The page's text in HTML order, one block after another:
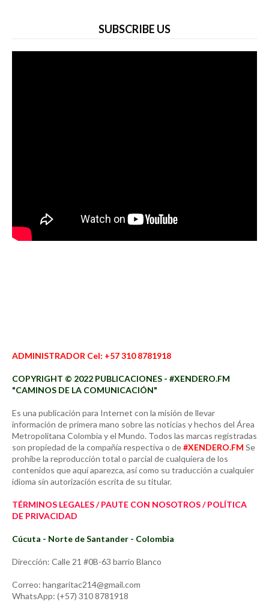
SUBSCRIBE US
ADMINISTRADOR Cel: +57 310 8781918
COPYRIGHT © 2022 PUBLICACIONES - #XENDERO.FM
"CAMINOS DE LA COMUNICACIÓN"
Es una publicación para Internet con la misión de llevar
información de primera mano sobre las noticias y hechos del Área
Metropolitana Colombia y el Mundo. Todos las marcas registradas
son propiedad de la compañía respectiva o de#XENDERO.FM Se
prohíbe la reproducción total o parcial de cualquiera de los
contenidos que aquí aparezca, así como su traducción a cualquier
idioma sin autorización escrita de su titular.
TÉRMINOS LEGALES / PAUTE CON NOSOTROS / POLÍTICA
DE PRIVACIDAD
Cúcuta - Norte de Santander - Colombia
Dirección: Calle 21 #0B-63 barrio Blanco
Correo: hangaritac214@gmail.com
WhatsApp: (+57) 310 8781918